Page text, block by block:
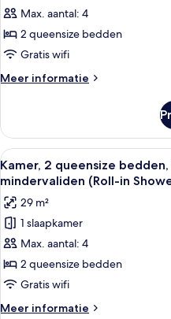
2
queensize
bedden,
aan
Max. aantal: 4
2 queensize bedden
Gratis wifi
Meer informatie
Meer
2
queensize
bedden,
balkon,
zee
Alle
foto's
voor
Kamer,
2
queensize
bedden,
toegankelijk
voor
7
Kamer, 2 queensize
mindervaliden (Roll-in
29 m²
1 slaapkamer
Max. aantal: 4
2 queensize bedden
Gratis wifi
Meer informatie
Meer